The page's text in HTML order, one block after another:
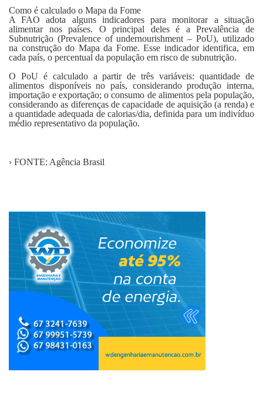
Como é calculado o Mapa da Fome
A FAO adota alguns indicadores para monitorar a situação
alimentar nos países. O principal deles é a Prevalência de
Subnutrição (Prevalence of undernourishment – PoU), utilizado
na construção do Mapa da Fome. Esse indicador identifica, em
cada país, o percentual da população em risco de subnutrição.
O PoU é calculado a partir de três variáveis: quantidade de
alimentos disponíveis no país, considerando produção interna,
importação e exportação; o consumo de alimentos pela população,
considerando as diferenças de capacidade de aquisição (a renda) e
a quantidade adequada de calorias/dia, definida para um indivíduo
médio representativo da população.
› FONTE: Agência Brasil